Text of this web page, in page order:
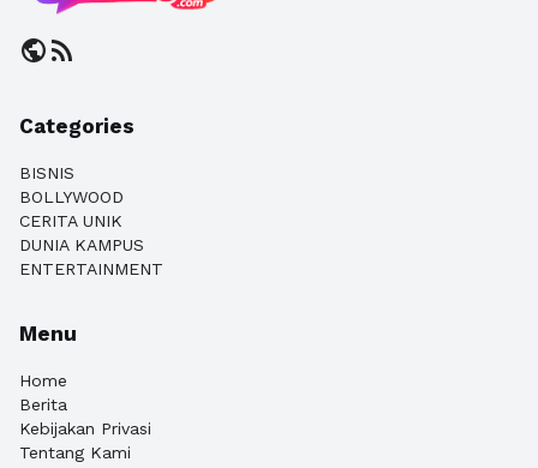
publicrss_feed
Categories
BISNIS
BOLLYWOOD
CERITA UNIK
DUNIA KAMPUS
ENTERTAINMENT
Menu
Home
Berita
Kebijakan Privasi
Tentang Kami